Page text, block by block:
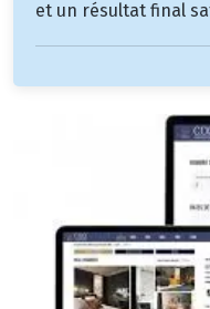
et un résultat final